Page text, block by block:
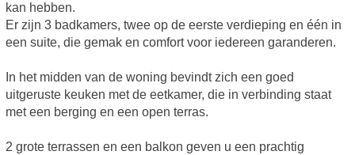
kan hebben.
Er zijn 3 badkamers, twee op de eerste verdieping en één in
een suite, die gemak en comfort voor iedereen garanderen.
In het midden van de woning bevindt zich een goed
uitgeruste keuken met de eetkamer, die in verbinding staat
met een berging en een open terras.
2 grote terrassen en een balkon geven u een prachtig